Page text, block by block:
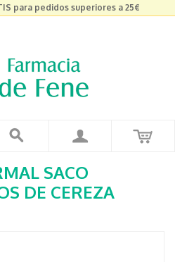
para pedidos superiores a 25€
SACO
DE CEREZA